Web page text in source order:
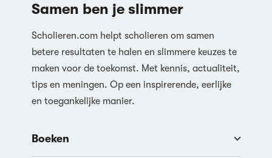
Samen ben je slimmer
Scholieren.com helpt scholieren om samen
betere resultaten te halen en slimmere keuzes te
maken voor de toekomst. Met kennis, actualiteit,
tips en meningen. Op een inspirerende, eerlijke
en toegankelijke manier.
Boeken